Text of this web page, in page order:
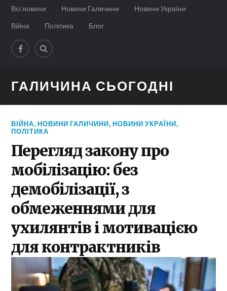
Всі новини Новини Галичини
Новини України
Війна
Політика Блог
ГАЛИЧИНА СЬОГОДНІ
ВІЙНА,НОВИНИ ГАЛИЧИНИ,НОВИНИ УКРАЇНИ,
ПОЛІТИКА
Перегляд закону про
мобілізацію: без
демобілізації, з
обмеженнями для
ухилянтів і мотивацією
для контрактників